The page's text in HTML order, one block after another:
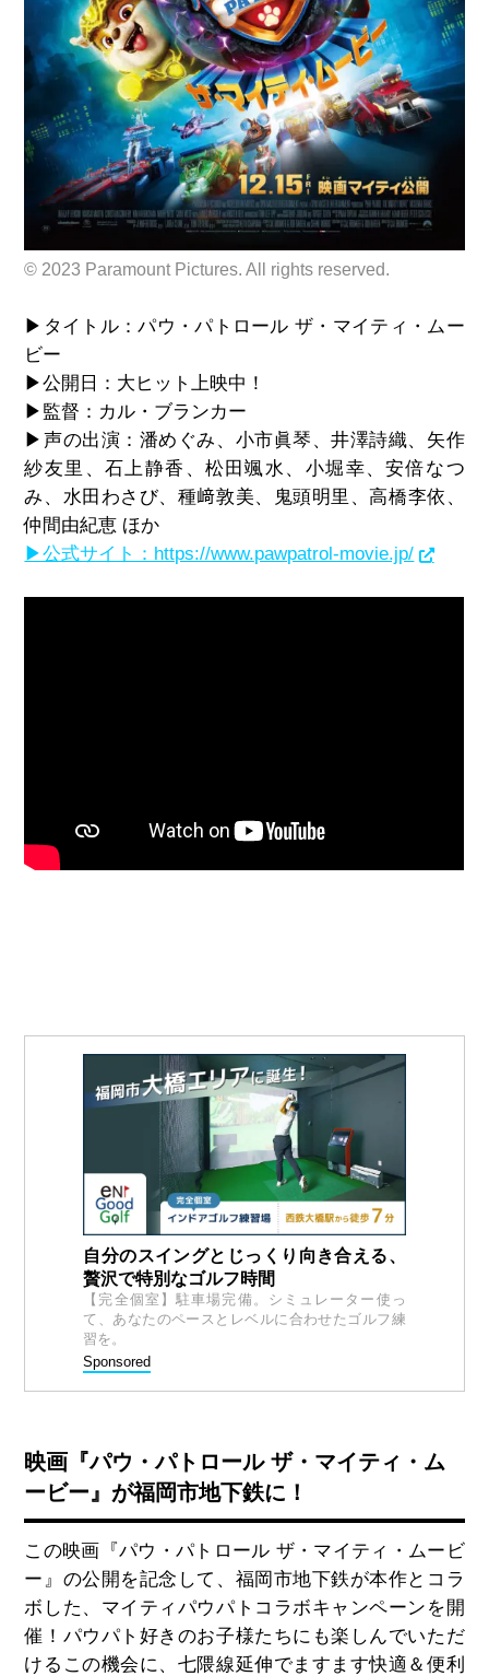
© 2023 Paramount Pictures. All rights reserved.
▶タイトル：パウ・パトロール ザ・マイティ・ムー
ビー
▶公開日：大ヒット上映中！
▶監督：カル・ブランカー
▶声の出演：潘めぐみ、小市眞琴、井澤詩織、矢作
紗友里、石上静香、松田颯水、小堀幸、安倍なつ
み、水田わさび、種﨑敦美、鬼頭明里、高橋李依、
仲間由紀恵 ほか
▶公式サイト：https://www.pawpatrol-movie.jp/
自分のスイングとじっくり向き合える、
贅沢で特別なゴルフ時間
【完全個室】駐車場完備。シミュレーター使っ
て、あなたのペースとレベルに合わせたゴルフ練
習を。
Sponsored
映画『パウ・パトロール ザ・マイティ・ム
ービー』が福岡市地下鉄に！
この映画『パウ・パトロール ザ・マイティ・ムービ
ー』の公開を記念して、福岡市地下鉄が本作とコラ
ボした、マイティパウパトコラボキャンペーンを開
催！パウパト好きのお子様たちにも楽しんでいただ
けるこの機会に、七隈線延伸でますます快適＆便利